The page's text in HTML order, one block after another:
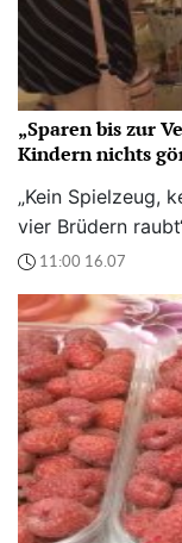
„Sparen bis zur
Kindern nichts
„Kein Spielzeug,
vier Brüdern
11:00 16.07